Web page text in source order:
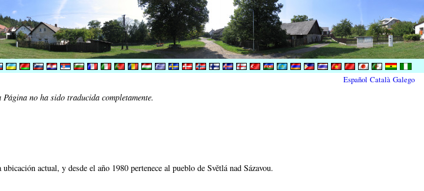
Página no ha sido traducida completamente.
ubicación actual, y desde el año 1980 pertenece al pueblo de Světlá nad Sázavou.
Español Català Galego